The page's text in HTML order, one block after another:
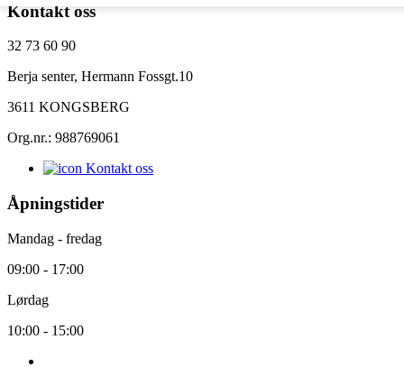
Kontakt oss
32 73 60 90
Berja senter, Hermann Fossgt.10
3611 KONGSBERG
Org.nr.: 988769061
Kontakt oss
Åpningstider
Mandag - fredag
09:00 - 17:00
Lørdag
10:00 - 15:00